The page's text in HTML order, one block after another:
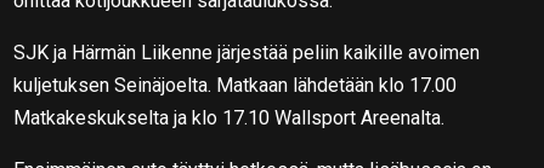
SJK ja Härmän Liikenne järjestää peliin kaikille avoimen
kuljetuksen Seinäjoelta. Matkaan lähdetään klo 17.00
Matkakeskukselta ja klo 17.10 Wallsport Areenalta.